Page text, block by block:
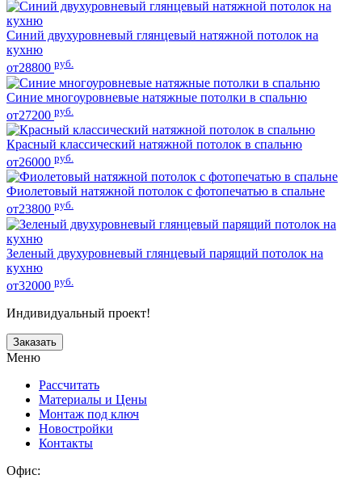
Синий двухуровневый глянцевый натяжной потолок на
кухню
от28800 руб.
Синие многоуровневые натяжные потолки в спальню
от27200 руб.
Красный классический натяжной потолок в спальню
от26000 руб.
Фиолетовый натяжной потолок с фотопечатью в спальне
от23800 руб.
Зеленый двухуровневый глянцевый парящий потолок на
кухню
от32000 руб.
Индивидуальный проект!
Заказать
Меню
Рассчитать
Материалы и Цены
Монтаж под ключ
Новостройки
Контакты
Офис: